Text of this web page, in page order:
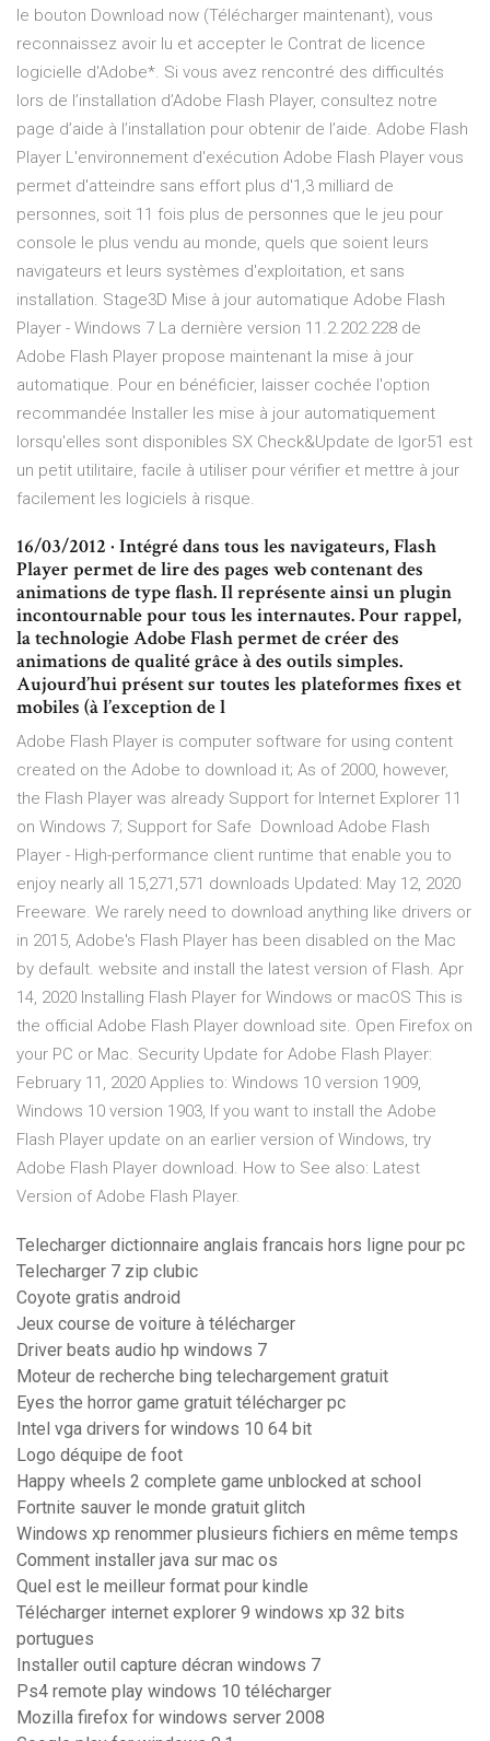
le bouton Download now (Télécharger maintenant), vous
reconnaissez avoir lu et accepter le Contrat de licence
logicielle d'Adobe*. Si vous avez rencontré des difficultés
lors de l’installation d’Adobe Flash Player, consultez notre
page d’aide à l’installation pour obtenir de l’aide. Adobe Flash
Player L'environnement d'exécution Adobe Flash Player vous
permet d'atteindre sans effort plus d'1,3 milliard de
personnes, soit 11 fois plus de personnes que le jeu pour
console le plus vendu au monde, quels que soient leurs
navigateurs et leurs systèmes d'exploitation, et sans
installation. Stage3D Mise à jour automatique Adobe Flash
Player - Windows 7 La dernière version 11.2.202.228 de
Adobe Flash Player propose maintenant la mise à jour
automatique. Pour en bénéficier, laisser cochée l'option
recommandée Installer les mise à jour automatiquement
lorsqu'elles sont disponibles SX Check&Update de Igor51 est
un petit utilitaire, facile à utiliser pour vérifier et mettre à jour
facilement les logiciels à risque.
16/03/2012 · Intégré dans tous les navigateurs, Flash
Player permet de lire des pages web contenant des
animations de type flash. Il représente ainsi un plugin
incontournable pour tous les internautes. Pour rappel,
la technologie Adobe Flash permet de créer des
animations de qualité grâce à des outils simples.
Aujourd’hui présent sur toutes les plateformes fixes et
mobiles (à l’exception de l
Adobe Flash Player is computer software for using content
created on the Adobe to download it; As of 2000, however,
the Flash Player was already Support for Internet Explorer 11
on Windows 7; Support for Safe Download Adobe Flash
Player - High-performance client runtime that enable you to
enjoy nearly all 15,271,571 downloads Updated: May 12, 2020
Freeware. We rarely need to download anything like drivers or
in 2015, Adobe's Flash Player has been disabled on the Mac
by default. website and install the latest version of Flash. Apr
14, 2020 Installing Flash Player for Windows or macOS This is
the official Adobe Flash Player download site. Open Firefox on
your PC or Mac. Security Update for Adobe Flash Player:
February 11, 2020 Applies to: Windows 10 version 1909,
Windows 10 version 1903, If you want to install the Adobe
Flash Player update on an earlier version of Windows, try
Adobe Flash Player download. How to See also: Latest
Version of Adobe Flash Player.
Telecharger dictionnaire anglais francais hors ligne pour pc
Telecharger 7 zip clubic
Coyote gratis android
Jeux course de voiture à télécharger
Driver beats audio hp windows 7
Moteur de recherche bing telechargement gratuit
Eyes the horror game gratuit télécharger pc
Intel vga drivers for windows 10 64 bit
Logo déquipe de foot
Happy wheels 2 complete game unblocked at school
Fortnite sauver le monde gratuit glitch
Windows xp renommer plusieurs fichiers en même temps
Comment installer java sur mac os
Quel est le meilleur format pour kindle
Télécharger internet explorer 9 windows xp 32 bits
portugues
Installer outil capture décran windows 7
Ps4 remote play windows 10 télécharger
Mozilla firefox for windows server 2008